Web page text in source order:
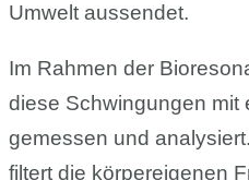
Umwelt aussendet.
Im Rahmen der
diese Schwingungen mit
gemessen und
filtert die körpereigenen